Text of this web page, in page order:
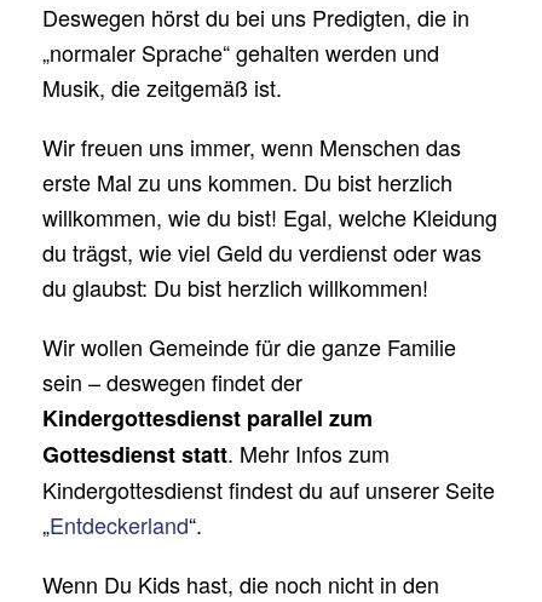
Deswegen hörst du bei uns Predigten, die in
„normaler Sprache“ gehalten werden und
Musik, die zeitgemäß ist.
Wir freuen uns immer, wenn Menschen das
erste Mal zu uns kommen. Du bist herzlich
willkommen, wie du bist! Egal, welche Kleidung
du trägst, wie viel Geld du verdienst oder was
du glaubst: Du bist herzlich willkommen!
Wir wollen Gemeinde für die ganze Familie
sein – deswegen findet der
Kindergottesdienst parallel zum
Gottesdienst statt. Mehr Infos zum
Kindergottesdienst findest du auf unserer Seite
„Entdeckerland“.
Wenn Du Kids hast, die noch nicht in den